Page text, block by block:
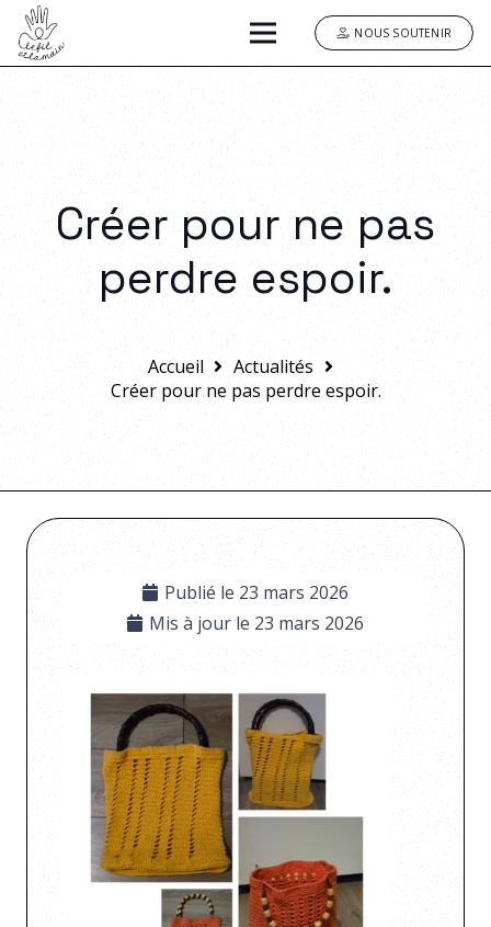
NOUS SOUTENIR
Créer pour ne pas
perdre espoir.
Accueil
Actualités
Créer pour ne pas perdre espoir.
Publié le 23 mars 2026
Mis à jour le 23 mars 2026